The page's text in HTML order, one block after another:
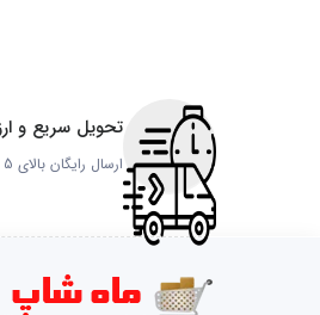
تحویل سریع و
ارسال رایگان بالای 5 میلیون تومان